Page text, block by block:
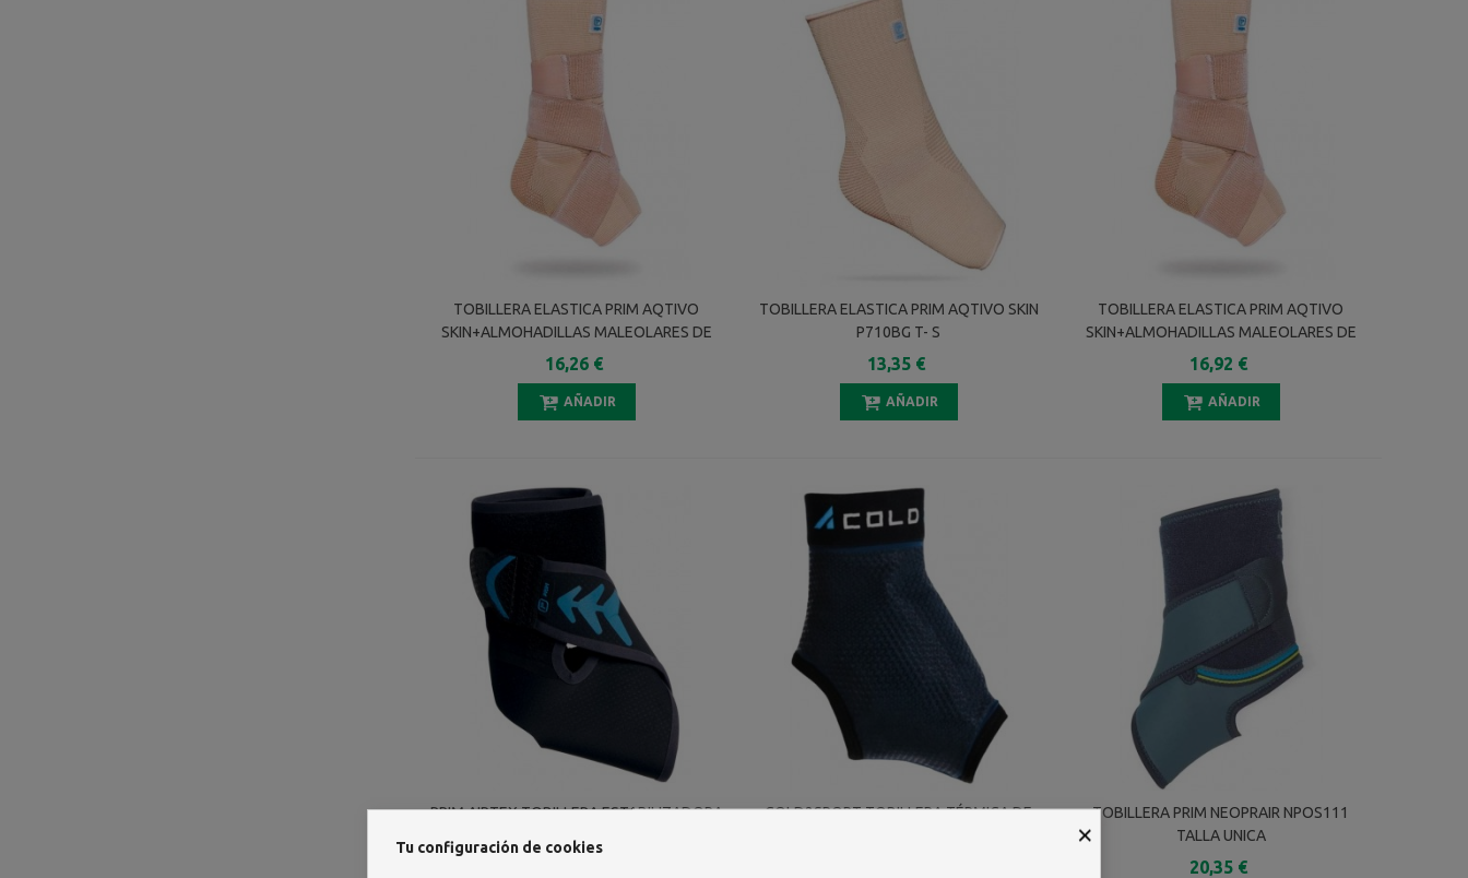
TOBILLERA ELASTICA PRIM AQTIVO
SKIN+ALMOHADILLAS MALEOLARES DE
SILICONA+VENDAJE EN 8 P706BG T-S
16,26 €
AÑADIR
TOBILLERA ELASTICA PRIM AQTIVO SKIN
P710BG T- S
13,35 €
AÑADIR
TOBILLERA ELASTICA PRIM AQTIVO
SKIN+ALMOHADILLAS MALEOLARES DE
SILICONA+VENDAJE EN 8 P706BG T-M
16,92 €
AÑADIR
PRIM AIRTEX TOBILLERA ESTABILIZADORA
COLD2SPORT TOBILLERA TÉRMICA DE
TOBILLERA PRIM NEOPRAIR NPOS111
TALLA UNICA
20,35 €
×
Tu configuración de cookies